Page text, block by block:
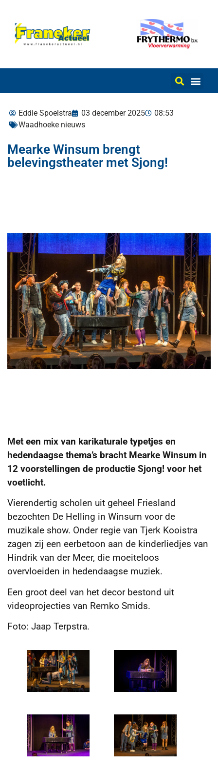
Eddie Spoelstra 03 december 2025
08:53
Waadhoeke nieuws
Mearke Winsum brengt
belevingstheater met Sjong!
Met een mix van karikaturale typetjes en
hedendaagse thema’s bracht Mearke Winsum in
12 voorstellingen de productie Sjong! voor het
voetlicht.
Vierendertig scholen uit geheel Friesland
bezochten De Helling in Winsum voor de
muzikale show. Onder regie van Tjerk Kooistra
zagen zij een eerbetoon aan de kinderliedjes van
Hindrik van der Meer, die moeiteloos
overvloeiden in hedendaagse muziek.
Een groot deel van het decor bestond uit
videoprojecties van Remko Smids.
Foto: Jaap Terpstra.